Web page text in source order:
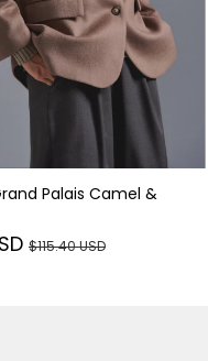
Palais Camel &
$115.40 USD